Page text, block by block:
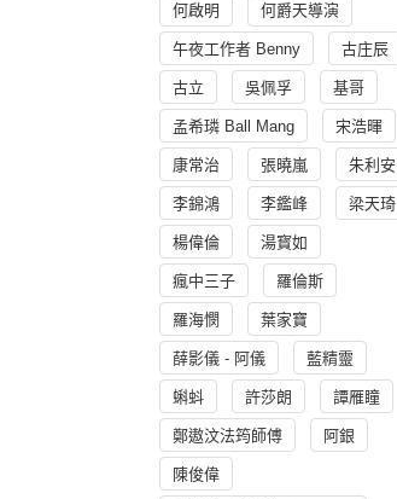
何啟明 何爵天導演
午夜工作者 Benny 古庄辰
古立 吳佩孚 基哥
孟希璘 Ball Mang 宋浩暉
康常治 張曉嵐 朱利安
李錦鴻 李鑑峰 梁天琦
楊偉倫 湯寳如
瘋中三子 羅倫斯
羅海憫 葉家寶
薛影儀 - 阿儀 藍精靈
蝌蚪 許莎朗 譚雁瞳
鄭遨汶法筠師傅 阿銀
陳俊偉